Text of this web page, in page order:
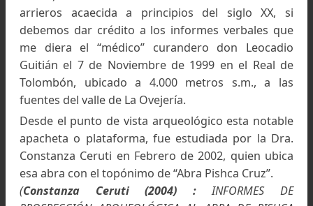
Tambo inca en Potreros de Payogasta